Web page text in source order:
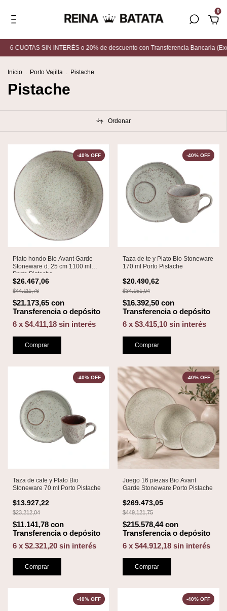
0
CUOTAS SIN INTERÉS o 20% de descuento con Transferencia Bancaria
Inicio . Porto Vajilla . Pistache
Pistache
Ordenar
Plato hondo Bio Avant Garde
Stoneware d. 25 cm 1100 ml
Porto Pistache
$26.467,06
-40% OFF
$44.111,76
$21.173,65 con
Transferencia o depósito
6 x $4.411,18 sin interés
Comprar
Taza de te y Plato Bio Stoneware
170 ml Porto Pistache
$20.490,62
-40% OFF
$34.151,04
$16.392,50 con
Transferencia o depósito
6 x $3.415,10 sin interés
Comprar
Taza de cafe y Plato Bio
Stoneware 70 ml Porto Pistache
$13.927,22
-40% OFF
$23.212,04
$11.141,78 con
Transferencia o depósito
6 x $2.321,20 sin interés
Comprar
Juego 16 piezas Bio Avant
Garde Stoneware Porto Pistache
$269.473,05
-40% OFF
$449.121,75
$215.578,44con
Transferencia o depósito
6 x $44.912,18 sin interés
Comprar
-40% OFF -40% OFF